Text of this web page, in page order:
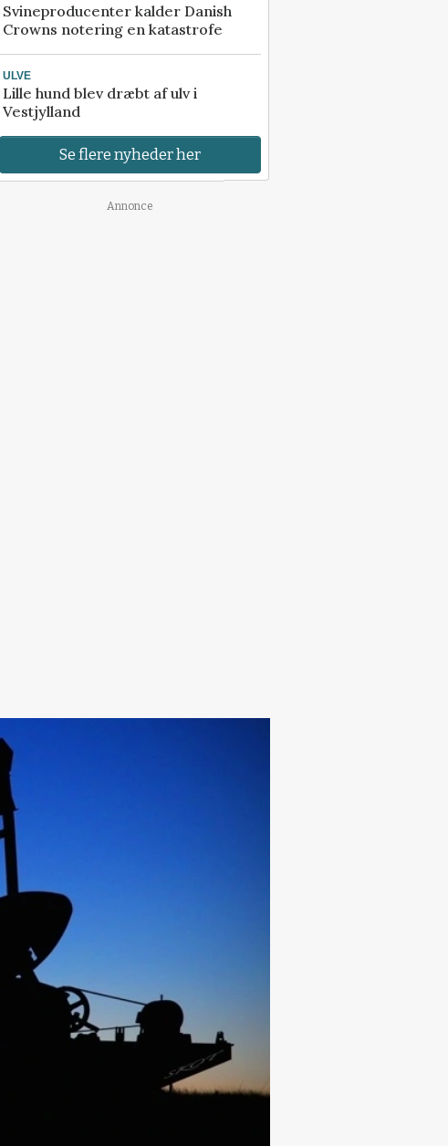
Svineproducenter kalder Danish
Crowns notering en katastrofe
ULVE
Lille hund blev dræbt af ulv i
Vestjylland
Se flere nyheder her
Annonce